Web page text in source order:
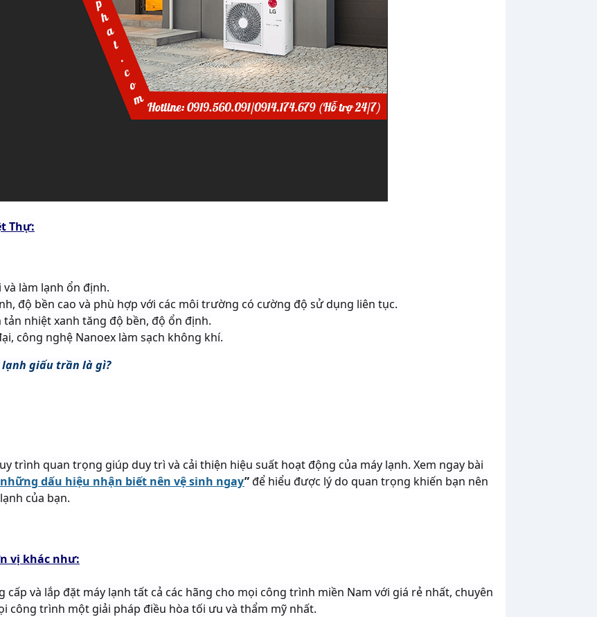
Thự:
làm lạnh ổn định.
độ bền cao và phù hợp với các môi trường có cường độ sử dụng liên tục.
nhiệt xanh tăng độ bền, độ ổn định.
công nghệ Nanoex làm sạch không khí.
giấu trần là gì?
trình quan trọng giúp duy trì và cải thiện hiệu suất hoạt động của máy lạnh. Xem ngay bài
dấu hiệu nhận biết nên vệ sinh ngay”để hiểu được lý do quan trọng khiến bạn nên
của bạn.
vị khác như:
cấp và lắp đặt máy lạnh tất cả các hãng cho mọi công trình miền Nam với giá rẻ nhất, chuyên
công trình một giải pháp điều hòa tối ưu và thẩm mỹ nhất.